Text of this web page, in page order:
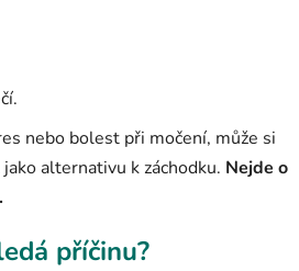
nebo bolest při močení, může si
alternativu k záchodku. Nejde o
příčinu?